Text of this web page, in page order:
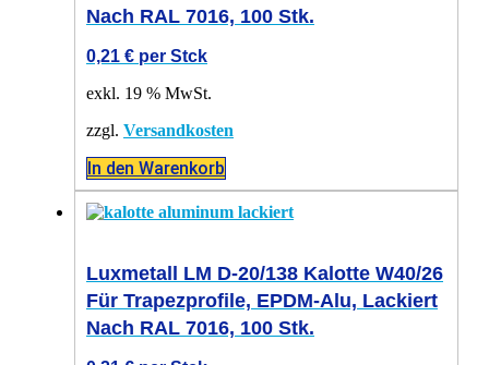
Nach RAL 7016, 100 Stk.
0,21 € per Stck
exkl. 19 % MwSt.
zzgl. Versandkosten
In den Warenkorb
Luxmetall LM D-20/138 Kalotte W40/26
Für Trapezprofile, EPDM-Alu, Lackiert
Nach RAL 7016, 100 Stk.